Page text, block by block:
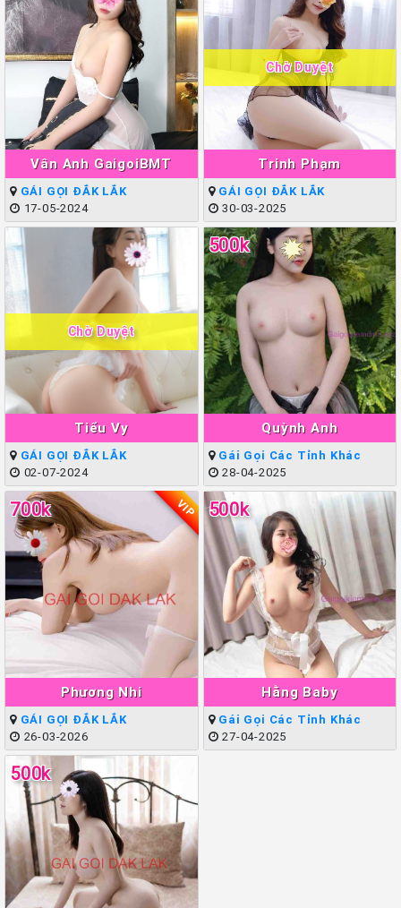
Vân Anh GaigoiBMT
GÁI GỌI ĐẮK LẮK
17-05-2024
Trinh Phạm
Chờ Duyệt
GÁI GỌI ĐẮK LẮK
30-03-2025
Tiểu Vy
Chờ Duyệt
GÁI GỌI ĐẮK LẮK
02-07-2024
Quỳnh Anh
500k
Gái Gọi Các Tỉnh Khác
28-04-2025
Phương Nhi
700k VIP
GÁI GỌI ĐẮK LẮK
26-03-2026
Hằng Baby
500k
Gái Gọi Các Tỉnh Khác
27-04-2025
500k